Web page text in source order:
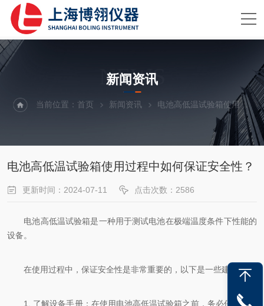
NEWS
新闻资讯
当前位置：首页 新闻资讯 电池高低温试验箱使用过程中如何保证安全性？
电池高低温试验箱使用过程中如何保证安全性？
更新时间：2024-07-11 点击次数：2586
电池高低温试验箱是一种用于测试电池在极端温度条件下性能的
设备。
在使用过程中，保证安全性是非常重要的，以下是一些建议：
1. 了解设备手册：在使用电池高低温试验箱之前，务必仔细阅读